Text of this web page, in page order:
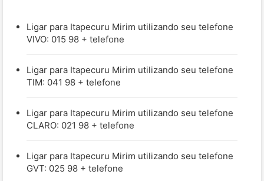
Ligar para Itapecuru Mirim utilizando seu telefone
VIVO: 015 98 + telefone
Ligar para Itapecuru Mirim utilizando seu telefone
TIM: 041 98 + telefone
Ligar para Itapecuru Mirim utilizando seu telefone
CLARO: 021 98 + telefone
Ligar para Itapecuru Mirim utilizando seu telefone
GVT: 025 98 + telefone